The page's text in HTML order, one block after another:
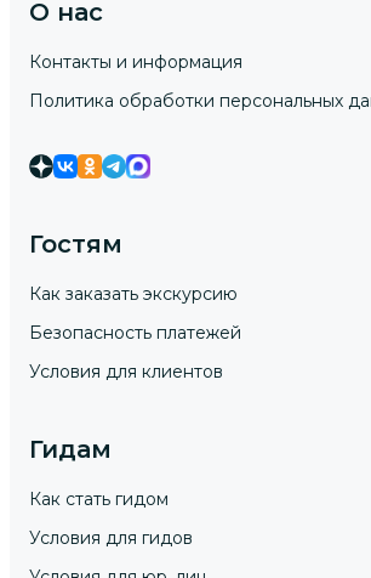
О нас
Контакты и информация
Политика обработки персональных
Гостям
Как заказать экскурсию
Безопасность платежей
Условия для клиентов
Гидам
Как стать гидом
Условия для гидов